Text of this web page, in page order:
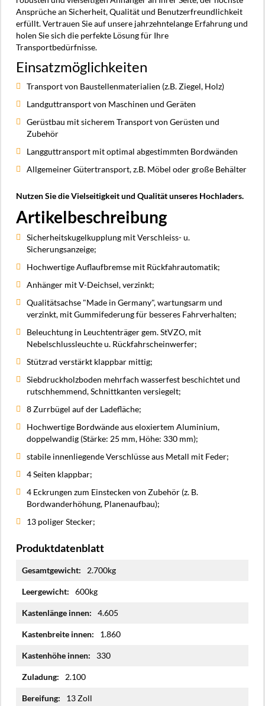
Ansprüche an Sicherheit, Qualität und Benutzerfreundlichkeit
erfüllt. Vertrauen Sie auf unsere jahrzehntelange Erfahrung und
holen Sie sich die perfekte Lösung für Ihre
Transportbedürfnisse.
Einsatzmöglichkeiten
Transport von Baustellenmaterialien (z.B. Ziegel, Holz)
Landguttransport von Maschinen und Geräten
Gerüstbau mit sicherem Transport von Gerüsten und
Zubehör
Langguttransport mit optimal abgestimmten Bordwänden
Allgemeiner Gütertransport, z.B. Möbel oder große Behälter
Nutzen Sie die Vielseitigkeit und Qualität unseres Hochladers.
Artikelbeschreibung
Sicherheitskugelkupplung mit Verschleiss- u.
Sicherungsanzeige;
Hochwertige Auflaufbremse mit Rückfahrautomatik;
Anhänger mit V-Deichsel, verzinkt;
Qualitätsachse "Made in Germany", wartungsarm und
verzinkt, mit Gummifederung für besseres Fahrverhalten;
Beleuchtung in Leuchtenträger gem. StVZO, mit
Nebelschlussleuchte u. Rückfahrscheinwerfer;
Stützrad verstärkt klappbar mittig;
Siebdruckholzboden mehrfach wasserfest beschichtet und
rutschhemmend, Schnittkanten versiegelt;
8 Zurrbügel auf der Ladefläche;
Hochwertige Bordwände aus eloxiertem Aluminium,
doppelwandig (Stärke: 25 mm, Höhe: 330 mm);
stabile innenliegende Verschlüsse aus Metall mit Feder;
4 Seiten klappbar;
4 Eckrungen zum Einstecken von Zubehör (z. B.
Bordwanderhöhung, Planenaufbau);
13 poliger Stecker;
Produktdatenblatt
Informationen
2.700kg
600kg
4.605
1.860
330
2.100
13 Zoll